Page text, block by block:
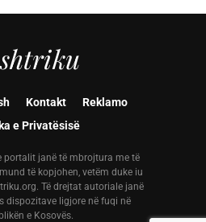
Kontakt
Reklamo
e Privatësisë
portalit janë të mbrojtura me të
të kopjohen, vetëm duke iu
Të drejtat autoriale janë
dispozitave ligjore në fuqi në
e Kosovës.